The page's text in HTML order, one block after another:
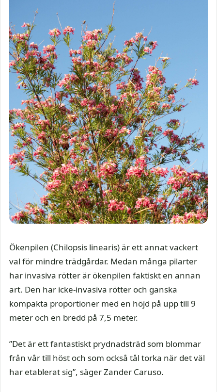
Ökenpilen (Chilopsis linearis) är ett annat vackert
val för mindre trädgårdar. Medan många pilarter
har invasiva rötter är ökenpilen faktiskt en annan
art. Den har icke-invasiva rötter och ganska
kompakta proportioner med en höjd på upp till 9
meter och en bredd på 7,5 meter.
”Det är ett fantastiskt prydnadsträd som blommar
från vår till höst och som också tål torka när det väl
har etablerat sig”, säger Zander Caruso.